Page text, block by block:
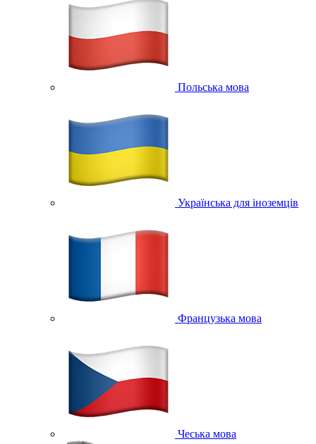
Польська мова
Українська для іноземців
Французька мова
Чеська мова